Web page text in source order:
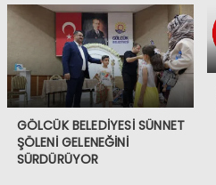
GÖLCÜK BELEDİYESİ SÜNNET
ŞÖLENİ GELENEĞİNİ
SÜRDÜRÜYOR